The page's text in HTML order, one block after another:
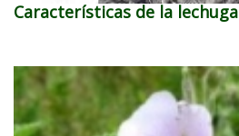
Características de la lechuga